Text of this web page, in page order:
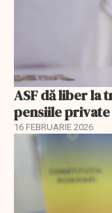
ASF dă liber la
pensiile private
16 FEBRUARIE 2026